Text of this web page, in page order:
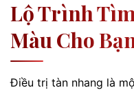
Lộ Trình
Màu Cho
Điều trị tàn nhang là